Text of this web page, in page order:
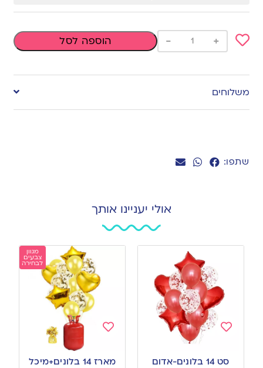
שתפו:
to
wishlist
+
- הוספה לסל
משלוחים
אולי יעניינו אותך
to
סט 14 בלונים-אדום
מגוון
צבעים
לבחירה
to
מארז 14 בלונים+מיכל